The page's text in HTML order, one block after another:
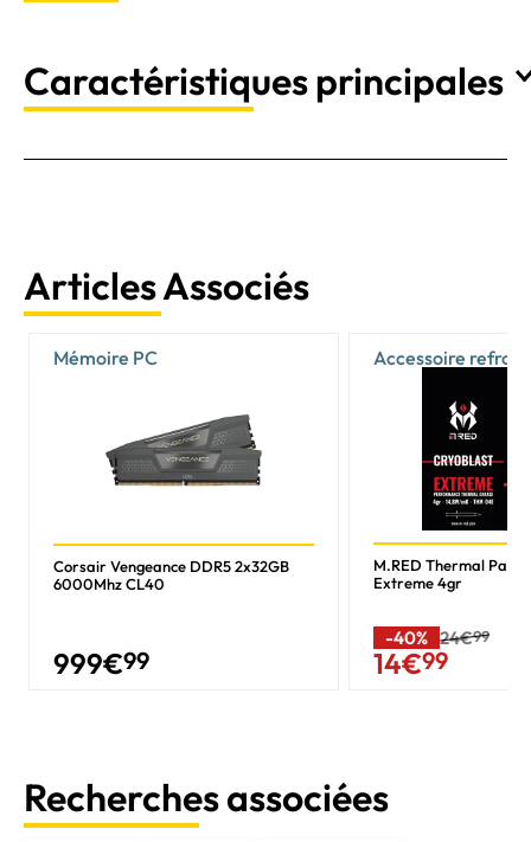
Caractéristiques principales
Articles Associés
Mémoire PC
Corsair Vengeance DDR5 2x32GB
6000Mhz CL40
999€99
Accessoire
M.RED Thermal Paste
Extreme 4gr
-40% 24€99
14€99
Recherches associées